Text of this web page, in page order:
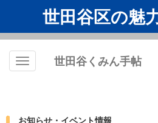
世田谷区の魅
Toggle
世田谷くみん手帖
お知らせ・イベント情報